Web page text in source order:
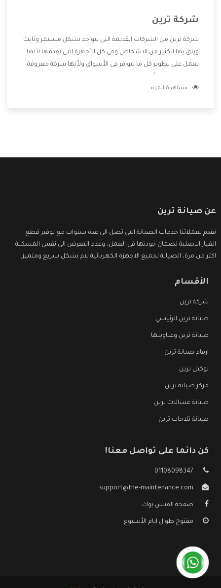
شركة ترين
شركة ترين من الشركات القديمة التى تتواجد بشكل مستمر وثابت
ويثق بها الكثير من الاشخاص وفى كل الأجهزة التى تقدمها لأنها
تعمل على تطوير كل ما يتوافر فى الأسواق ولأنها شركة معروفة
للعملاء أقوى العروض والخصومات التى تسهل على المستهلك
مشاهدة المزيد
عن صيانة ترين
نقدم لعملائنا خدمات الصيانة التى تصل الى عدة سنوات مع توفير قطع
الغيار الاصلية لضمان جودتها فى العمل، وعدم التعرض الى نفس المشكلة
اكثر من مرة، الصيانة لجميع الاجهزة الكهربائية تتم بشكل سريع ومتميز.
الأقسام
شركة ترين
صيانة ترين الرئيسي
صيانة ترين وعناوينها
ارقام صيانة ترين
توكيل ترين
مركز صيانة ترين
صيانة غسالات ترين
صيانة ثلاجات ترين
كن دائما على تواصل معنا!
01108098347
support@the-maintenance.com
صفحة الفيس بوك
مفتوح طوال ايام الأسبوع